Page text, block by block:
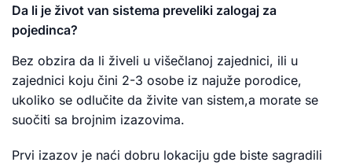
Da li je život van sistema preveliki zalogaj za
pojedinca?
Bez obzira da li živeli u višečlanoj zajednici, ili u
zajednici koju čini 2-3 osobe iz najuže porodice,
ukoliko se odlučite da živite van sistem,a morate se
suočiti sa brojnim izazovima.
Prvi izazov je naći dobru lokaciju gde biste sagradili